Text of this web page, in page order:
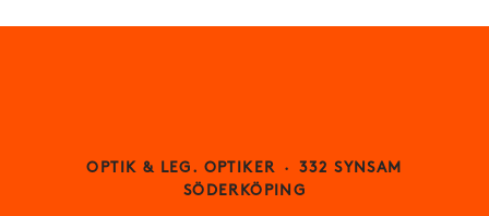
OPTIK & LEG. OPTIKER ·
332 SYNSAM
SÖDERKÖPING